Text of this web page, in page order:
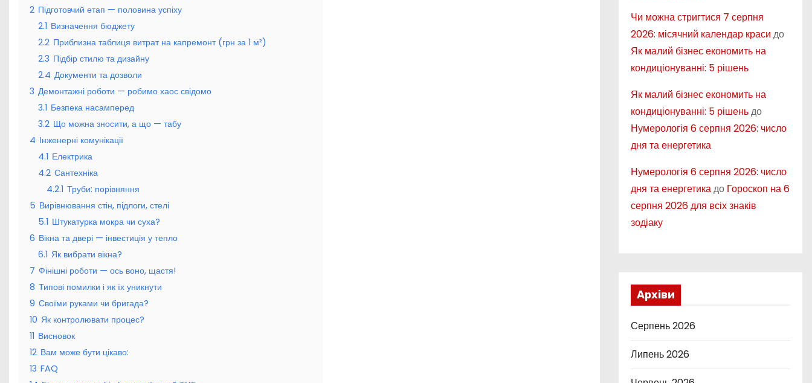
2 Підготовчий етап — половина успіху
2.1 Визначення бюджету
2.2 Приблизна таблиця витрат на капремонт (грн за 1 м²)
2.3 Підбір стилю та дизайну
2.4 Документи та дозволи
3 Демонтажні роботи — робимо хаос свідомо
3.1 Безпека насамперед
3.2 Що можна зносити, а що — табу
4 Інженерні комунікації
4.1 Електрика
4.2 Сантехніка
4.2.1 Труби: порівняння
5 Вирівнювання стін, підлоги, стелі
5.1 Штукатурка мокра чи суха?
6 Вікна та двері — інвестиція у тепло
6.1 Як вибрати вікна?
7 Фінішні роботи — ось воно, щастя!
8 Типові помилки і як їх уникнути
9 Своїми руками чи бригада?
10 Як контролювати процес?
11 Висновок
12 Вам може бути цікаво:
13 FAQ
Чи можна стригтися 7 серпня
2026: місячний календар краси до
Як малий бізнес економить на
кондиціонуванні: 5 рішень
Як малий бізнес економить на
кондиціонуванні: 5 рішеньдо
Нумерологія 6 серпня 2026: число
дня та енергетика
Нумерологія 6 серпня 2026: число
дня та енергетикадо Гороскоп на 6
серпня 2026 для всіх знаків
зодіаку
Архіви
Серпень 2026
Липень 2026